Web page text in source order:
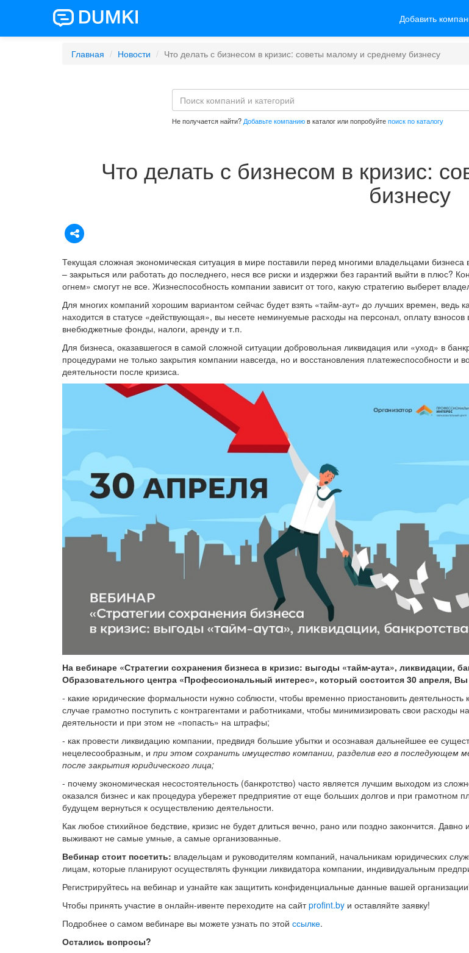
Добавить
Главная Новости Что делать с бизнесом в кризис: советы малому и среднему бизнесу
Не получается найти? Добавьте компаниюв каталог или попробуйтепоиск по каталогу
Что делать с бизнесом в кризис:
бизнесу
Текущая сложная экономическая ситуация в мире поставили перед многими владельцами бизнеса
– закрыться или работать до последнего, неся все риски и издержки без гарантий выйти в плюс?
огнем» смогут не все. Жизнеспособность компании зависит от того, какую стратегию выберет
Для многих компаний хорошим вариантом сейчас будет взять «тайм-аут» до лучших времен, ведь
находится в статусе «действующая», вы несете неминуемые расходы на персонал, оплату
внебюджетные фонды, налоги, аренду и т.п.
Для бизнеса, оказавшегося в самой сложной ситуации добровольная ликвидация или «уход» в
процедурами не только закрытия компании навсегда, но и восстановления платежеспособности и
деятельности после кризиса.
На вебинаре «Стратегии сохранения бизнеса в кризис: выгоды «тайм-аута», ликвидации,
Образовательного центра «Профессиональный интерес», который состоится 30 апреля, Вы
- какие юридические формальности нужно соблюсти, чтобы временно приостановить деятельность
случае грамотно поступить с контрагентами и работниками, чтобы минимизировать свои расходы
деятельности и при этом не «попасть» на штрафы;
- как провести ликвидацию компании, предвидя большие убытки и осознавая дальнейшее ее
нецелесообразным, и при этом сохранить имущество компании, разделив его в последующем
после закрытия юридического лица;
- почему экономическая несостоятельность (банкротство) часто является лучшим выходом из
оказался бизнес и как процедура убережет предприятие от еще больших долгов и при грамотном
будущем вернуться к осуществлению деятельности.
Как любое стихийное бедствие, кризис не будет длиться вечно, рано или поздно закончится. Давно
выживают не самые умные, а самые организованные.
Вебинар стоит посетить: владельцам и руководителям компаний, начальникам юридических
лицам, которые планируют осуществлять функции ликвидатора компании, индивидуальным
Регистрируйтесь на вебинар и узнайте как защитить конфиденциальные данные вашей
Чтобы принять участие в онлайн-ивенте переходите на сайтprofint.by и оставляйте заявку!
Подробнее о самом вебинаре вы можете узнать по этой ссылке.
Остались вопросы?